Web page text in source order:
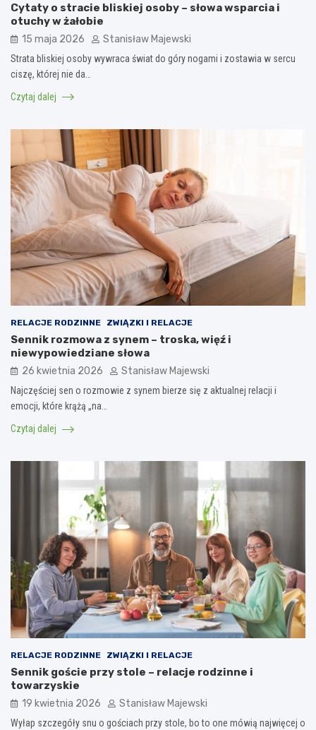
Cytaty o stracie bliskiej osoby – słowa wsparcia i
otuchy w żałobie
15 maja 2026 Stanisław Majewski
Strata bliskiej osoby wywraca świat do góry nogami i zostawia w sercu
ciszę, której nie da…
Czytaj dalej
RELACJE RODZINNE ZWIĄZKI I RELACJE
Sennik rozmowa z synem – troska, więź i
niewypowiedziane słowa
26 kwietnia 2026 Stanisław Majewski
Najczęściej sen o rozmowie z synem bierze się z aktualnej relacji i
emocji, które krążą „na…
Czytaj dalej
RELACJE RODZINNE ZWIĄZKI I RELACJE
Sennik goście przy stole – relacje rodzinne i
towarzyskie
19 kwietnia 2026 Stanisław Majewski
Wyłap szczegóły snu o gościach przy stole, bo to one mówią najwięcej o